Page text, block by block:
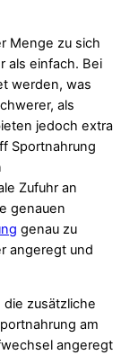
Menge zu sich
als einfach. Bei
werden, was
als
jedoch extra
Sportnahrung
Zufuhr an
genauen
genau zu
angeregt und
zusätzliche
am
angeregt